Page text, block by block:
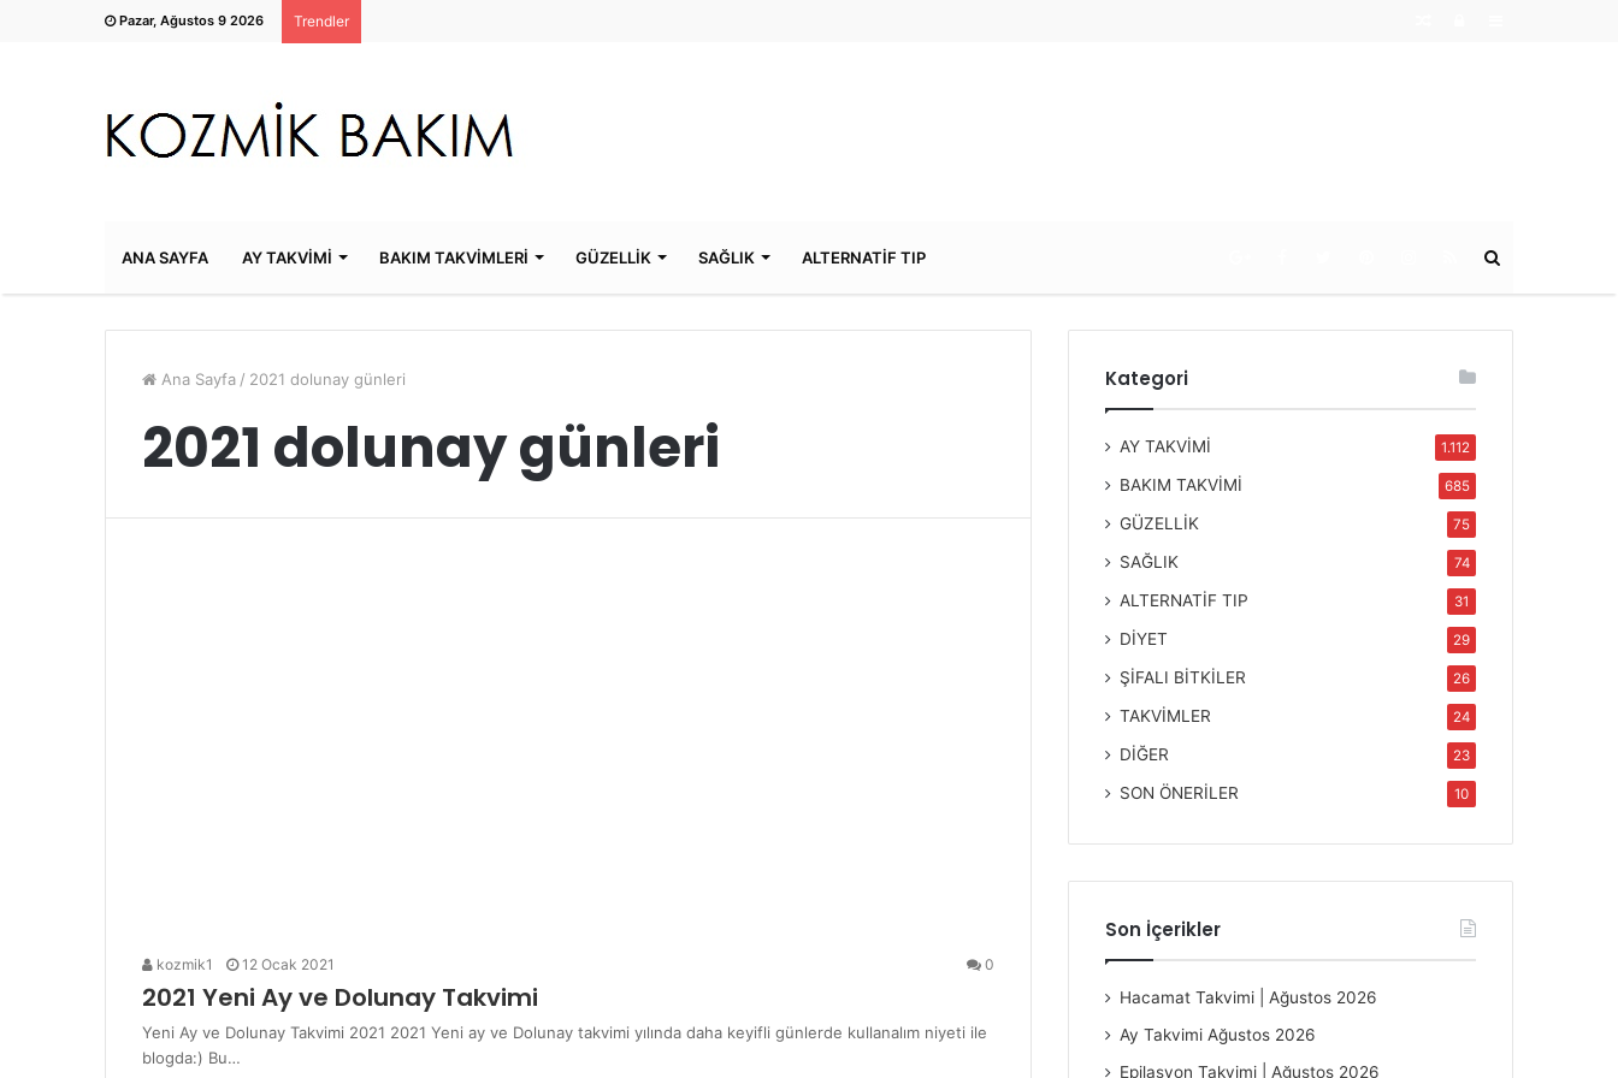
Pazar, Ağustos 9 2026 Trendler
ANA SAYFA AY TAKVİMİ BAKIM TAKVİMLERİ GÜZELLİK SAĞLIK ALTERNATİF TIP
Ana Sayfa / 2021 dolunay günleri
2021 dolunay günleri
kozmik1 12 Ocak 2021 0
2021 Yeni Ay ve Dolunay Takvimi
Yeni Ay ve Dolunay Takvimi 2021 2021 Yeni ay ve Dolunay takvimi yılında daha keyifli günlerde kullanalım niyeti ile
blogda:) Bu…
Kategori
AY TAKVİMİ 1.112
BAKIM TAKVİMİ 685
GÜZELLİK 75
SAĞLIK 74
ALTERNATİF TIP 31
DİYET 29
ŞİFALI BİTKİLER 26
TAKVİMLER 24
DİĞER 23
SON ÖNERİLER 10
Son İçerikler
Hacamat Takvimi | Ağustos 2026
Ay Takvimi Ağustos 2026
Epilasyon Takvimi | Ağustos 2026